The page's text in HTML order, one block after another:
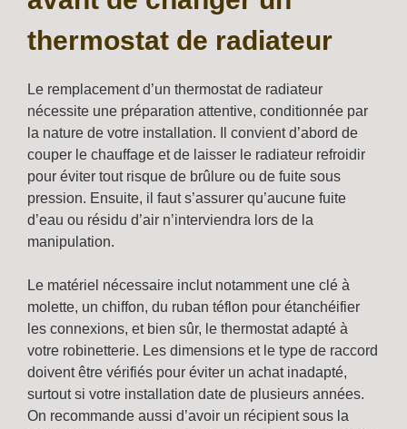
thermostat de radiateur
Le remplacement d’un thermostat de radiateur
nécessite une préparation attentive, conditionnée par
la nature de votre installation. Il convient d’abord de
couper le chauffage et de laisser le radiateur refroidir
pour éviter tout risque de brûlure ou de fuite sous
pression. Ensuite, il faut s’assurer qu’aucune fuite
d’eau ou résidu d’air n’interviendra lors de la
manipulation.
Le matériel nécessaire inclut notamment une clé à
molette, un chiffon, du ruban téflon pour étanchéifier
les connexions, et bien sûr, le thermostat adapté à
votre robinetterie. Les dimensions et le type de raccord
doivent être vérifiés pour éviter un achat inadapté,
surtout si votre installation date de plusieurs années.
On recommande aussi d’avoir un récipient sous la